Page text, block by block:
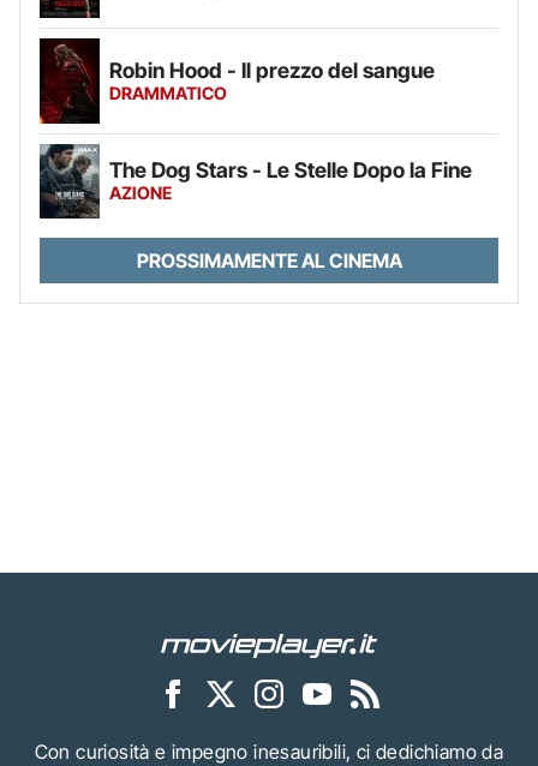
Robin Hood - Il prezzo del sangue
DRAMMATICO
The Dog Stars - Le Stelle Dopo la Fine
AZIONE
PROSSIMAMENTE AL CINEMA
Con curiosità e impegno inesauribili, ci dedichiamo da